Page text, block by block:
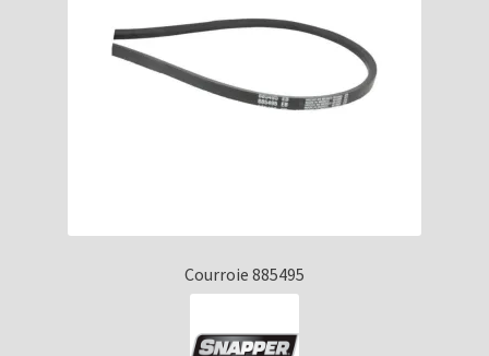
Courroie 885495